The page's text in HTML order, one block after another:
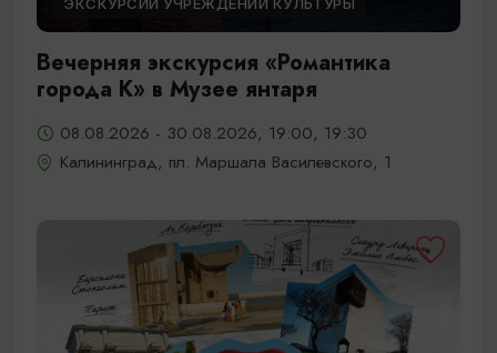
Вечерняя экскурсия «Романтика
города К» в Музее янтаря
08.08.2026 - 30.08.2026, 19:00, 19:30
Калининград, пл. Маршала Василевского, 1